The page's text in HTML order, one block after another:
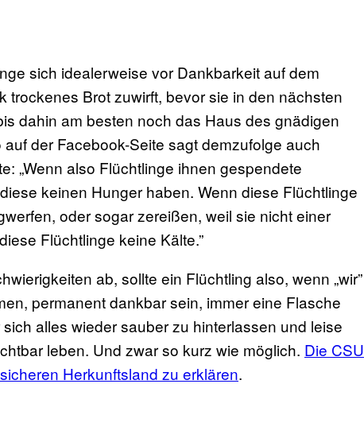
sich idealerweise vor Dankbarkeit auf dem
trockenes Brot zuwirft, bevor sie in den nächsten
dahin am besten noch das Haus des gnädigen
der Facebook-Seite sagt demzufolge auch
„Wenn also Flüchtlinge ihnen gespendete
keinen Hunger haben. Wenn diese Flüchtlinge
oder sogar zereißen, weil sie nicht einer
Flüchtlinge keine Kälte.”
ab, sollte ein Flüchtling also, wenn „wir”
permanent dankbar sein, immer eine Flasche
alles wieder sauber zu hinterlassen und leise
leben. Und zwar so kurz wie möglich. Die CSU
Herkunftsland zu erklären.